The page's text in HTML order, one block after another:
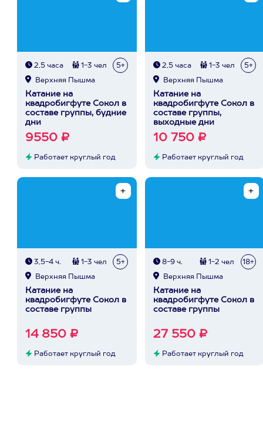
2,5 часа 1-3 чел 5+
Верхняя Пышма
Катание на
квадробигфуте Сокол в
составе группы, будние
дни
9550 ₽
Работает круглый год
2,5 часа 1-3 чел 5+
Верхняя Пышма
Катание на
квадробигфуте Сокол в
составе группы,
выходные дни
10 750 ₽
Работает круглый год
3,5-4 ч. 1-3 чел 5+
Верхняя Пышма
Катание на
квадробигфуте Сокол в
составе группы
14 850 ₽
Работает круглый год
8-9 ч. 1-2 чел 18+
Верхняя Пышма
Катание на
квадробигфуте Сокол в
составе группы
27 550 ₽
Работает круглый год